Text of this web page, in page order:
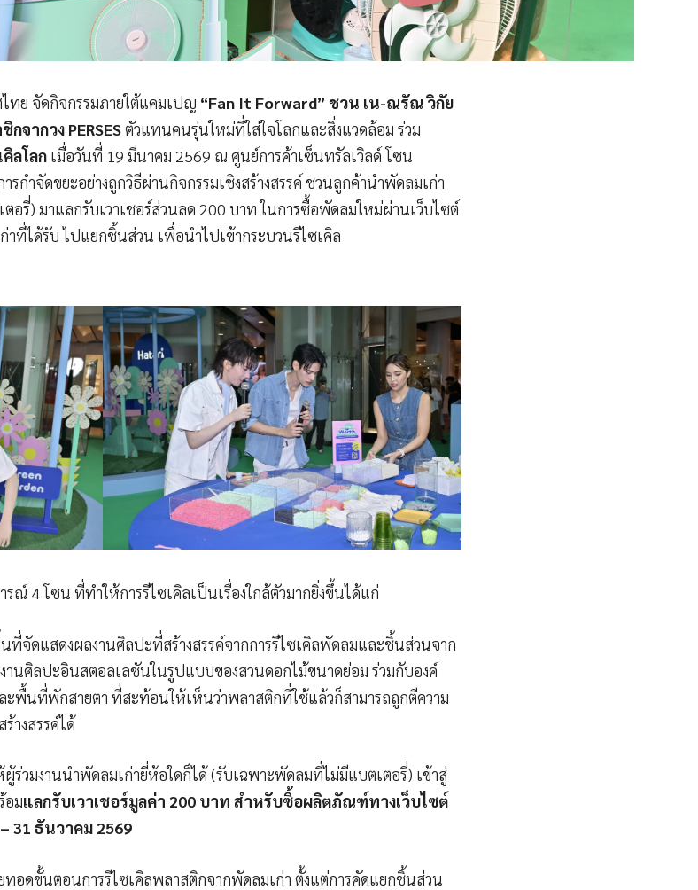
ทย จัดกิจกรรมภายใต้แคมเปญ “Fan It Forward” ชวน เน-ณรัณ วิกัย
จากวง PERSESตัวแทนคนรุ่นใหม่ที่ใส่ใจโลกและสิ่งแวดล้อม ร่วม
ลโลก เมื่อวันที่ 19 มีนาคม 2569 ณ ศูนย์การค้าเซ็นทรัลเวิลด์ โซน
รกำจัดขยะอย่างถูกวิธีผ่านกิจกรรมเชิงสร้างสรรค์ ชวนลูกค้านำพัดลมเก่า
อรี่) มาแลกรับเวาเชอร์ส่วนลด 200 บาท ในการซื้อพัดลมใหม่ผ่านเว็บไซต์
าที่ได้รับ ไปแยกชิ้นส่วน เพื่อนำไปเข้ากระบวนรีไซเคิล
4 โซน ที่ทำให้การรีไซเคิลเป็นเรื่องใกล้ตัวมากยิ่งขึ้นได้แก่
ที่จัดแสดงผลงานศิลปะที่สร้างสรรค์จากการรีไซเคิลพัดลมและชิ้นส่วนจาก
นศิลปะอินสตอลเลชันในรูปแบบของสวนดอกไม้ขนาดย่อม ร่วมกับองค์
พื้นที่พักสายตา ที่สะท้อนให้เห็นว่าพลาสติกที่ใช้แล้วก็สามารถถูกตีความ
างสรรค์ได้
ร่วมงานนำพัดลมเก่ายี่ห้อใดก็ได้ (รับเฉพาะพัดลมที่ไม่มีแบตเตอรี่) เข้าสู่
อมแลกรับเวาเชอร์มูลค่า 200 บาท สำหรับซื้อผลิตภัณฑ์ทางเว็บไซต์
31 ธันวาคม 2569
ทอดขั้นตอนการรีไซเคิลพลาสติกจากพัดลมเก่า ตั้งแต่การคัดแยกชิ้นส่วน